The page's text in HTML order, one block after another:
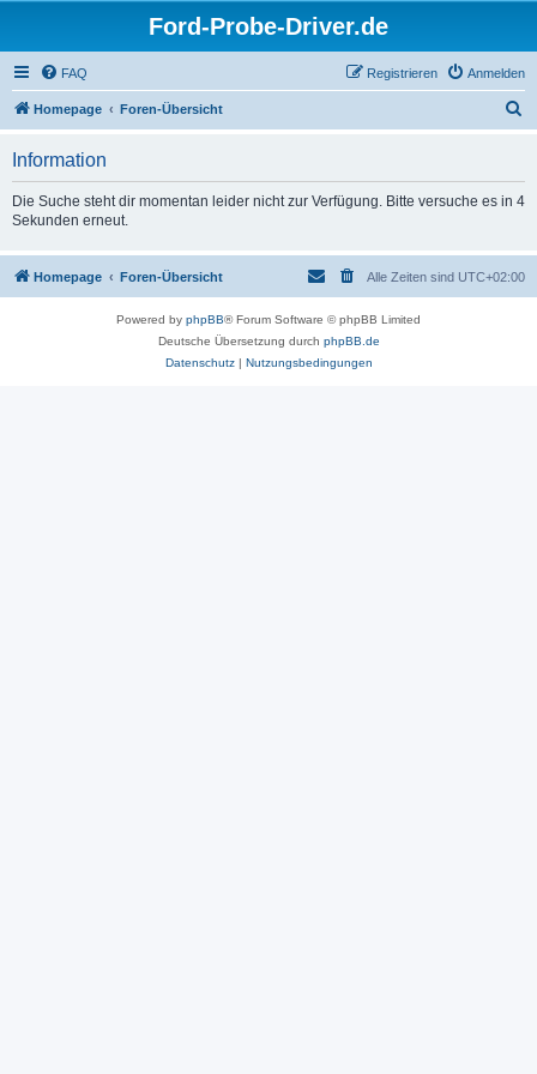
Ford-Probe-Driver.de
FAQ Anmelden
Registrieren
Homepage Foren-Übersicht
Information
Die Suche steht dir momentan leider nicht zur Verfügung. Bitte versuche es in 4
Sekunden erneut.
Homepage Foren-Übersicht Alle Zeiten sind UTC+02:00
Powered by phpBB® Forum Software © phpBB Limited
Deutsche Übersetzung durch phpBB.de
Datenschutz| Nutzungsbedingungen